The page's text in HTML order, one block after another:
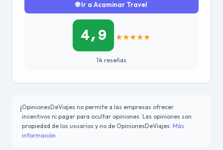
🌐 Ir a Acaminar Travel
4,9 ★★★★★
14 reseñas
ℹ️OpinionesDeViajes no permite a las empresas ofrecer
incentivos ni pagar para ocultar opiniones. Las opiniones son
propiedad de los usuarios y no de OpinionesDeViajes. Más
información